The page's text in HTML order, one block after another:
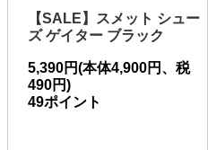
【SALE】スメット シュー
ズ ゲイター ブラック
5,390円(本体4,900円、税
490円)
49ポイント